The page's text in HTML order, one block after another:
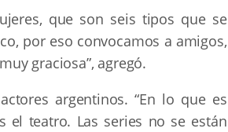
que son seis tipos que se
por eso convocamos a amigos,
graciosa”, agregó.
argentinos. “En lo que es
el teatro. Las series no se están